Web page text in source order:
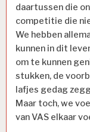
daartussen die
competitie die
We hebben
kunnen in dit
om te kunnen
stukken, de
lafjes gedag
Maar toch, we
van VAS elkaar